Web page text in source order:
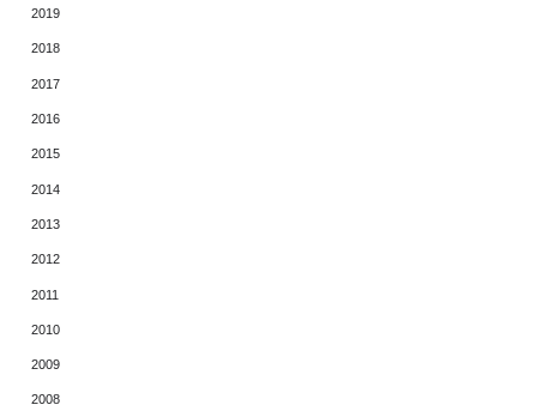
2019
2018
2017
2016
2015
2014
2013
2012
2011
2010
2009
2008